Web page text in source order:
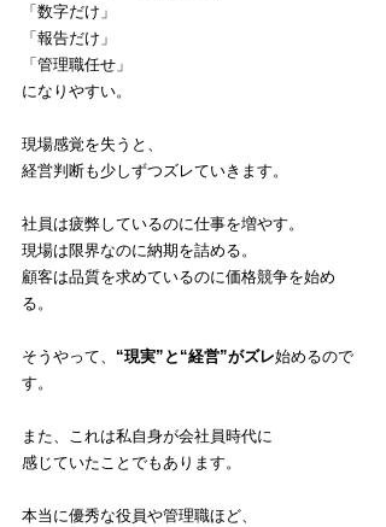
「数字だけ」
「報告だけ」
「管理職任せ」
になりやすい。
現場感覚を失うと、
経営判断も少しずつズレていきます。
社員は疲弊しているのに仕事を増やす。
現場は限界なのに納期を詰める。
顧客は品質を求めているのに価格競争を始め
る。
そうやって、 “現実”と“経営”がズレ始めるので
す。
また、これは私自身が会社員時代に
感じていたことでもあります。
本当に優秀な役員や管理職ほど、